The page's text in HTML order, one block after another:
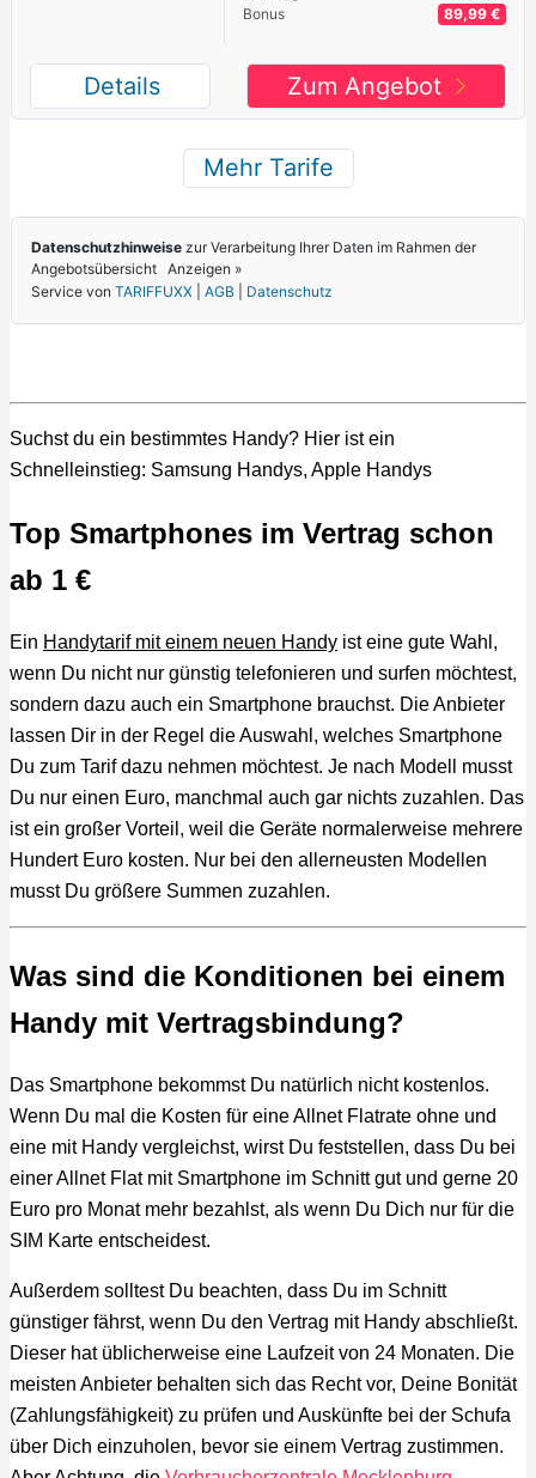
Suchst du ein bestimmtes Handy? Hier ist ein
Schnelleinstieg: Samsung Handys, Apple Handys
Top Smartphones im Vertrag schon
ab 1 €
Ein Handytarif mit einem neuen Handy ist eine gute Wahl,
wenn Du nicht nur günstig telefonieren und surfen möchtest,
sondern dazu auch ein Smartphone brauchst. Die Anbieter
lassen Dir in der Regel die Auswahl, welches Smartphone
Du zum Tarif dazu nehmen möchtest. Je nach Modell musst
Du nur einen Euro, manchmal auch gar nichts zuzahlen. Das
ist ein großer Vorteil, weil die Geräte normalerweise mehrere
Hundert Euro kosten. Nur bei den allerneusten Modellen
musst Du größere Summen zuzahlen.
Was sind die Konditionen bei einem
Handy mit Vertragsbindung?
Das Smartphone bekommst Du natürlich nicht kostenlos.
Wenn Du mal die Kosten für eine Allnet Flatrate ohne und
eine mit Handy vergleichst, wirst Du feststellen, dass Du bei
einer Allnet Flat mit Smartphone im Schnitt gut und gerne 20
Euro pro Monat mehr bezahlst, als wenn Du Dich nur für die
SIM Karte entscheidest.
Außerdem solltest Du beachten, dass Du im Schnitt
günstiger fährst, wenn Du den Vertrag mit Handy abschließt.
Dieser hat üblicherweise eine Laufzeit von 24 Monaten. Die
meisten Anbieter behalten sich das Recht vor, Deine Bonität
(Zahlungsfähigkeit) zu prüfen und Auskünfte bei der Schufa
über Dich einzuholen, bevor sie einem Vertrag zustimmen.